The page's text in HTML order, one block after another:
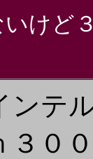
いけど
テ
３０